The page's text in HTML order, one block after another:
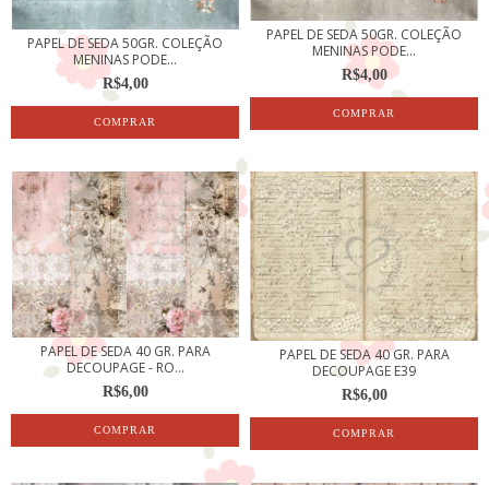
PAPEL DE SEDA 50GR. COLEÇÃO
MENINAS PODE...
R$4,00
PAPEL DE SEDA 50GR. COLEÇÃO
MENINAS PODE...
R$4,00
PAPEL DE SEDA 40 GR. PARA
DECOUPAGE - RO...
R$6,00
PAPEL DE SEDA 40 GR. PARA
DECOUPAGE E39
R$6,00